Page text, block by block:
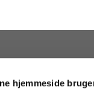
hjemmeside